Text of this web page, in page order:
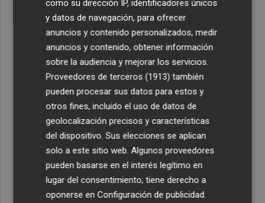
como su dirección IP, identificadores únicos
y datos de navegación, para ofrecer
anuncios y contenido personalizados, medir
anuncios y contenido, obtener información
sobre la audiencia y mejorar los servicios.
Proveedores de terceros (1913) también
pueden procesar sus datos para estos y
otros fines, incluido el uso de datos de
geolocalización precisos y características
del dispositivo. Sus elecciones se aplican
solo a este sitio web. Algunos proveedores
pueden basarse en el interés legítimo en
lugar del consentimiento; tiene derecho a
oponerse enConfiguración de publicidad